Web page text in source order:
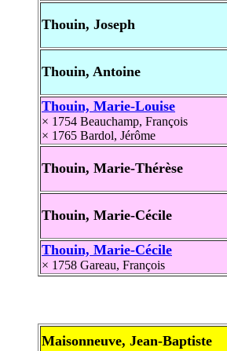
Thouin, Joseph
Thouin, Antoine
Thouin, Marie-Louise
× 1754 Beauchamp, François
× 1765 Bardol, Jérôme
Thouin, Marie-Thérèse
Thouin, Marie-Cécile
Thouin, Marie-Cécile
× 1758 Gareau, François
Maisonneuve, Jean-Baptiste